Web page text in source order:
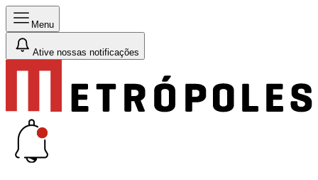
Menu
Ative nossas notificações